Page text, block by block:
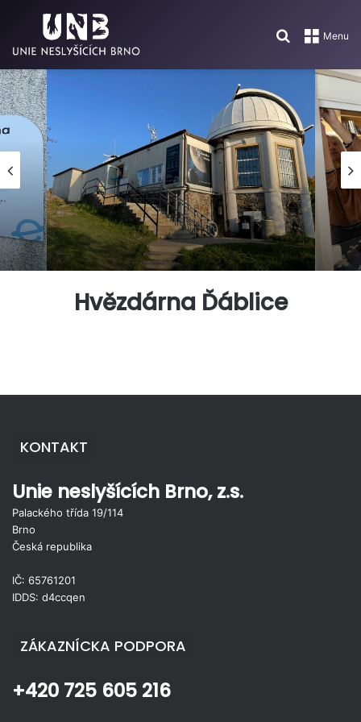
Menu
Search for
Hvězdárna Ďáblice
KONTAKT
Unie neslyšících Brno, z.s.
Palackého třída 19/114
Brno
Česká republika
IČ: 65761201
IDDS: d4ccqen
ZÁKAZNÍCKA PODPORA
+420 725 605 216